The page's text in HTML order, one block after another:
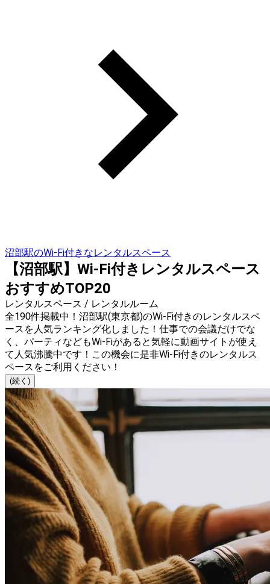
沼部駅のWi-Fi付きなレンタルスペース
【沼部駅】Wi-Fi付きレンタルスペース
おすすめTOP20
レンタルスペース / レンタルルーム
全190件掲載中！沼部駅(東京都)のWi-Fi付きのレンタルスペ
ースを人気ランキング化しました！仕事での会議だけでな
く、パーティなどもWi-Fiがあると気軽に動画サイトが使え
て人気沸騰中です！この機会に是非Wi-Fi付きのレンタルス
ペースをご利用ください！
(続く)